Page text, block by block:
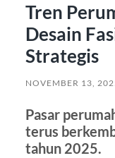
Tren
Desain
Strategis
NOVEMBER 13,
Pasar
terus
tahun 2025.